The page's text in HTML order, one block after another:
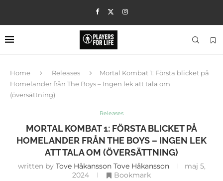
Home Releases
Mortal Kombat 1: Första blicket på
Homelander från The Boys – Ingen lek att tala om
(översättning)
Releases
MORTAL KOMBAT 1: FÖRSTA BLICKET PÅ
HOMELANDER FRÅN THE BOYS – INGEN LEK
ATT TALA OM (ÖVERSÄTTNING)
written by Tove Håkansson Tove Håkansson
maj 5,
2024
Bookmark